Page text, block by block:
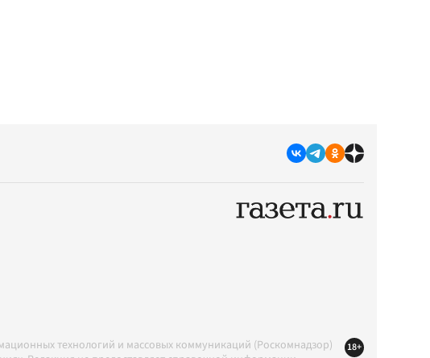
технологий и массовых коммуникаций (Роскомнадзор)
18+